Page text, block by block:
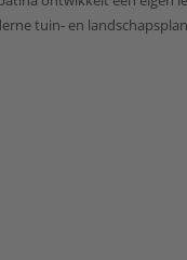
tuin- en